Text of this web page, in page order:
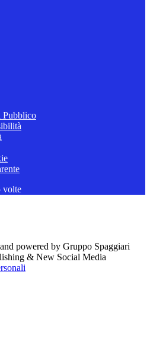
volte
powered by Gruppo Spaggiari
& New Social Media